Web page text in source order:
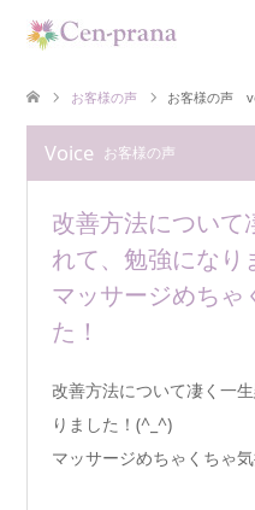
お客様の声 お客様の声
Voice お客様の声
改善方法について
れて、勉強になり
マッサージめちゃ
た！
改善方法について凄く一
りました！(^_^)
マッサージめちゃくちゃ